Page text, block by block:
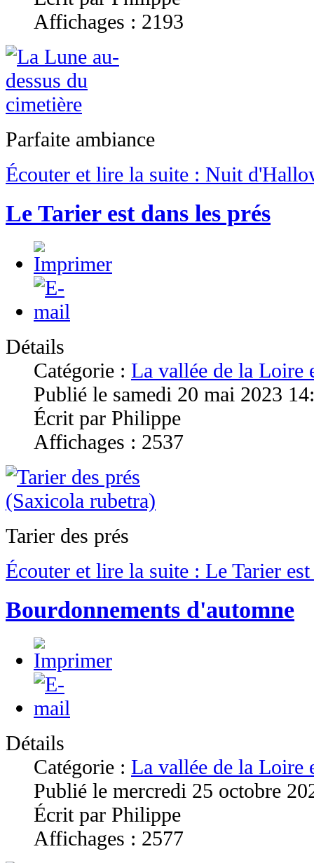
Affichages : 2193
Parfaite ambiance
Écouter et lire la suite : Nuit
Le Tarier est dans les prés
Détails
Catégorie : La vallée de la Loire
Publié le samedi 20 mai 2023
Écrit par Philippe
Affichages : 2537
Tarier des prés
Écouter et lire la suite : Le Tarier est
Bourdonnements d'automne
Détails
Catégorie : La vallée de la Loire
Publié le mercredi 25 octobre
Écrit par Philippe
Affichages : 2577